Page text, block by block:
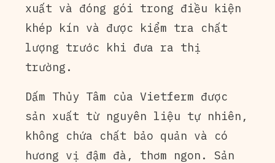
xuất và đóng gói trong điều kiện
khép kín và được kiểm tra chất
lượng trước khi đưa ra thị
trường.
Dấm Thủy Tâm của Vietferm được
sản xuất từ nguyên liệu tự nhiên,
không chứa chất bảo quản và có
hương vị đậm đà, thơm ngon. Sản